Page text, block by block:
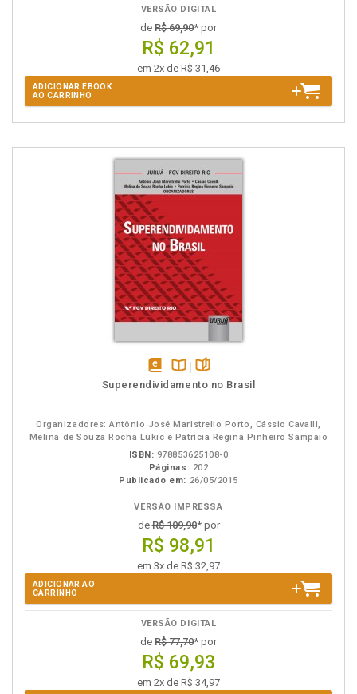
VERSÃO DIGITAL
de R$ 69,90* por
R$ 62,91
em 2x de R$ 31,46
ADICIONAR EBOOK
AO CARRINHO
disponívelDisponível
páginas
Superendividamento no Brasil
Organizadores: Antônio José Maristrello Porto, Cássio Cavalli,
Melina de Souza Rocha Lukic e Patrícia Regina Pinheiro Sampaio
ISBN: 978853625108-0
Páginas: 202
Publicado em: 26/05/2015
VERSÃO IMPRESSA
deR$ 109,90* por
R$ 98,91
em 3x de R$ 32,97
ADICIONAR AO
CARRINHO
VERSÃO DIGITAL
de R$ 77,70* por
R$ 69,93
em 2x de R$ 34,97